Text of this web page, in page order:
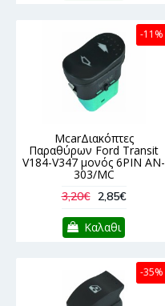
-11%
McarΔιακόπτες
Παραθύρων Ford Transit
V184-V347 μονός 6PIN AN-
303/MC
3,20€ 2,85€
Καλαθι
-35%